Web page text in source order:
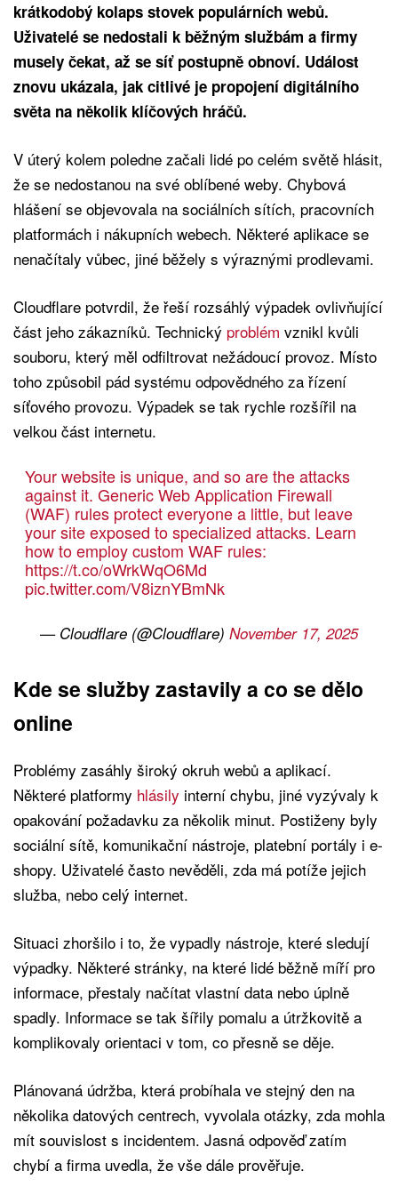
krátkodobý kolaps stovek populárních webů.
Uživatelé se nedostali k běžným službám a firmy
musely čekat, až se síť postupně obnoví. Událost
znovu ukázala, jak citlivé je propojení digitálního
světa na několik klíčových hráčů.
V úterý kolem poledne začali lidé po celém světě hlásit,
že se nedostanou na své oblíbené weby. Chybová
hlášení se objevovala na sociálních sítích, pracovních
platformách i nákupních webech. Některé aplikace se
nenačítaly vůbec, jiné běžely s výraznými prodlevami.
Cloudflare potvrdil, že řeší rozsáhlý výpadek ovlivňující
část jeho zákazníků. Technický problém vznikl kvůli
souboru, který měl odfiltrovat nežádoucí provoz. Místo
toho způsobil pád systému odpovědného za řízení
síťového provozu. Výpadek se tak rychle rozšířil na
velkou část internetu.
Your website is unique, and so are the attacks
against it. Generic Web Application Firewall
(WAF) rules protect everyone a little, but leave
your site exposed to specialized attacks. Learn
how to employ custom WAF rules:
https://t.co/oWrkWqO6Md
pic.twitter.com/V8iznYBmNk
— Cloudflare (@Cloudflare) November 17, 2025
Kde se služby zastavily a co se dělo
online
Problémy zasáhly široký okruh webů a aplikací.
Některé platformy hlásily interní chybu, jiné vyzývaly k
opakování požadavku za několik minut. Postiženy byly
sociální sítě, komunikační nástroje, platební portály i e-
shopy. Uživatelé často nevěděli, zda má potíže jejich
služba, nebo celý internet.
Situaci zhoršilo i to, že vypadly nástroje, které sledují
výpadky. Některé stránky, na které lidé běžně míří pro
informace, přestaly načítat vlastní data nebo úplně
spadly. Informace se tak šířily pomalu a útržkovitě a
komplikovaly orientaci v tom, co přesně se děje.
Plánovaná údržba, která probíhala ve stejný den na
několika datových centrech, vyvolala otázky, zda mohla
mít souvislost s incidentem. Jasná odpověď zatím
chybí a firma uvedla, že vše dále prověřuje.